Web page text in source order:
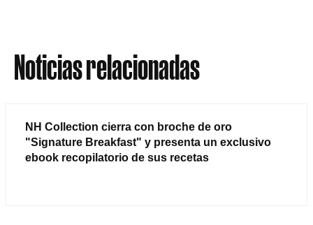
Noticias relacionadas
NH Collection cierra con broche de oro
"Signature Breakfast" y presenta un exclusivo
ebook recopilatorio de sus recetas